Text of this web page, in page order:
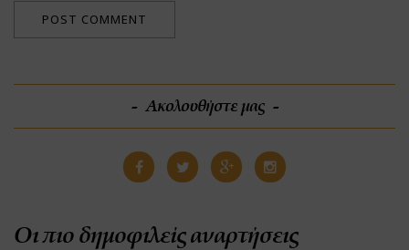
Ακολουθήστε μας
Οι πιο δημοφιλείς αναρτήσεις